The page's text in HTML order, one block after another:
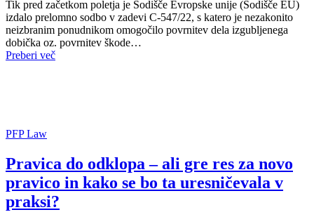
Tik pred začetkom poletja je Sodišče Evropske unije (Sodišče EU)
izdalo prelomno sodbo v zadevi C-547/22, s katero je nezakonito
neizbranim ponudnikom omogočilo povrnitev dela izgubljenega
dobička oz. povrnitev škode…
Preberi več
PFP Law
Pravica do odklopa – ali gre res za novo
pravico in kako se bo ta uresničevala v
praksi?